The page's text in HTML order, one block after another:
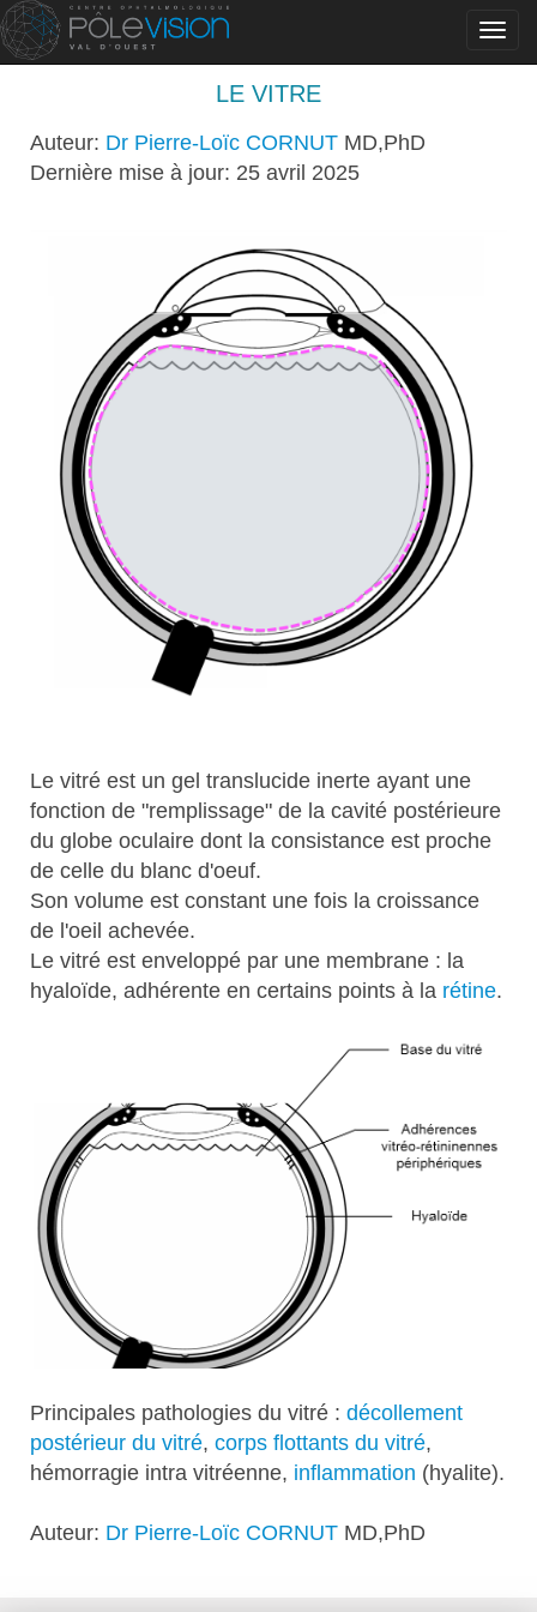
LE VITRE
Auteur: Dr Pierre-Loïc CORNUT MD,PhD
Dernière mise à jour: 25 avril 2025
Le vitré est un gel translucide inerte ayant une
fonction de "remplissage" de la cavité postérieure
du globe oculaire dont la consistance est proche
de celle du blanc d'oeuf.
Son volume est constant une fois la croissance
de l'oeil achevée.
Le vitré est enveloppé par une membrane : la
hyaloïde, adhérente en certains points à la rétine.
Principales pathologies du vitré :décollement
postérieur du vitré,corps flottants du vitré,
hémorragie intra vitréenne, inflammation (hyalite).
Auteur: Dr Pierre-Loïc CORNUT MD,PhD